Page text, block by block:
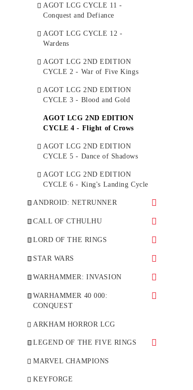
AGOT LCG CYCLE 11 -
Conquest and Defiance
AGOT LCG CYCLE 12 -
Wardens
AGOT LCG 2ND EDITION
CYCLE 2 - War of Five Kings
AGOT LCG 2ND EDITION
CYCLE 3 - Blood and Gold
AGOT LCG 2ND EDITION
CYCLE 4 - Flight of Crows
AGOT LCG 2ND EDITION
CYCLE 5 - Dance of Shadows
AGOT LCG 2ND EDITION
CYCLE 6 - King's Landing Cycle
ANDROID: NETRUNNER
AN LCG 1 - The Genesis Cycle
AN LCG 4 - SanSan Cycle
AN LCG 5 - Mumbad Cycle
CALL OF CTHULHU
CoC LCG - Deluxe Expansion
LORD OF THE RINGS
LOTR LCG 7 - Haradrim
STAR WARS
STAR WARS LCG - Deluxe
STAR WARS LCG 1 - The Hoth
the Force Cycle
STAR WARS LCG 3 - Rogue
WARHAMMER: INVASION
WI LCG 1 - The Corruption
Cycle
WARHAMMER 40 000:
CONQUEST
WH 40k LCG 1 - Warlord Cycle
ARKHAM HORROR LCG
LEGEND OF THE FIVE RINGS
L5R 1 - IMPERIAL CYCLE
MARVEL CHAMPIONS
KEYFORGE